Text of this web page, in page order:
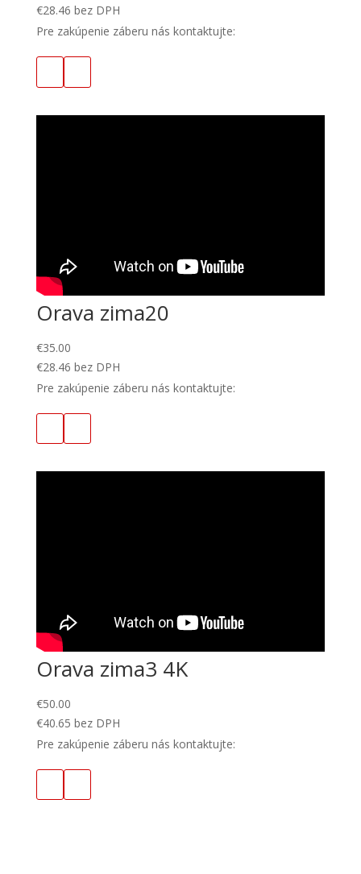
€28.46 bez DPH
Pre zakúpenie záberu nás kontaktujte:
Orava zima20
€35.00
€28.46 bez DPH
Pre zakúpenie záberu nás kontaktujte:
Orava zima3 4K
€50.00
€40.65 bez DPH
Pre zakúpenie záberu nás kontaktujte: